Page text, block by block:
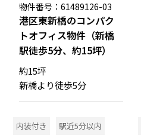
物件番号：61489126-03
港区東新橋のコンパク
トオフィス物件（新橋
駅徒歩5分、約15坪）
約15坪
新橋より徒歩5分
内装付き
駅近5分以内